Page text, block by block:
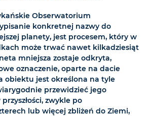
Obserwatorium
konkretnej nazwy do
planety, jest procesem, który w
może trwać nawet kilkadziesiąt
mniejsza zostaje odkryta,
oznaczenie, oparte na dacie
obiektu jest określona na tyle
przewidzieć jego
zwykle po
lub więcej zbliżeń do Ziemi,